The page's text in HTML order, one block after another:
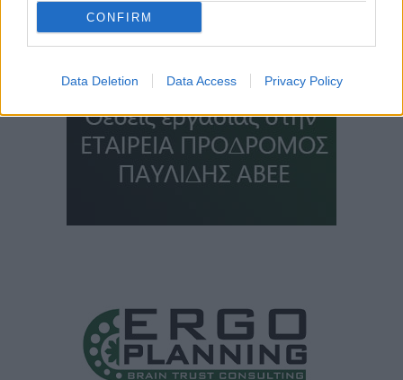
CONFIRM
Data Deletion Data Access Privacy Policy